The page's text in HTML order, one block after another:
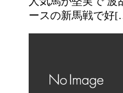
ースの新馬戦で好